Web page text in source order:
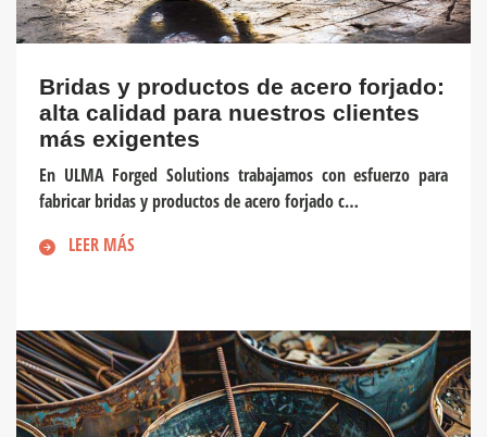
Bridas y productos de acero forjado:
alta calidad para nuestros clientes
más exigentes
En ULMA Forged Solutions trabajamos con esfuerzo para
fabricar bridas y productos de acero forjado c…
LEER MÁS